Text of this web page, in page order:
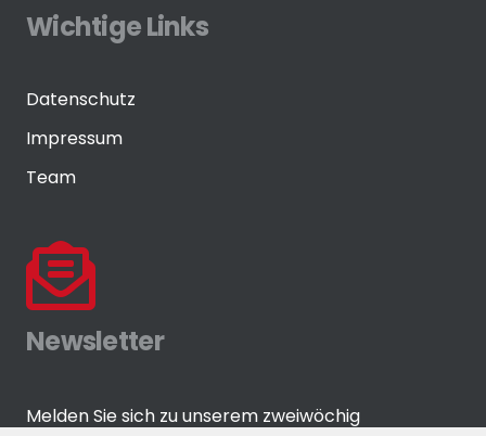
Wichtige Links
Datenschutz
Impressum
Team
Newsletter
Melden Sie sich zu unserem zweiwöchig